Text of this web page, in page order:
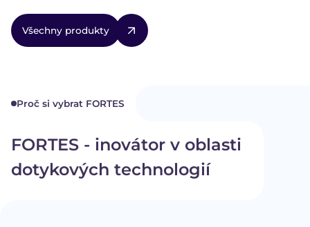
Všechny produkty
Proč si vybrat FORTES
FORTES - inovátor v oblasti
dotykových technologií